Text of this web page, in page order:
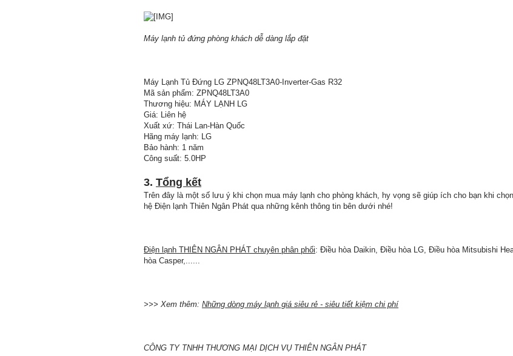
Máy lạnh tủ đứng phòng khách dễ dàng lắp đặt
Máy Lạnh Tủ Đứng LG ZPNQ48LT3A0-Inverter-Gas R32
Mã sản phẩm: ZPNQ48LT3A0
Thương hiệu: MÁY LẠNH LG
Giá: Liên hệ
Xuất xứ: Thái Lan-Hàn Quốc
Hãng máy lạnh: LG
Bảo hành: 1 năm
Công suất: 5.0HP
3. Tổng kết
Trên đây là một số lưu ý khi chọn mua máy lạnh cho phòng khách, hy vọng sẽ giúp ích cho bạn khi
hệ Điện lạnh Thiên Ngân Phát qua những kênh thông tin bên dưới nhé!
Điện lạnh THIÊN NGÂN PHÁT chuyên phân phối: Điều hòa Daikin, Điều hòa LG, Điều hòa Mitsubishi
hòa Casper,......
>>> Xem thêm: Những dòng máy lạnh giá siêu rẻ - siêu tiết kiệm chi phí
CÔNG TY TNHH THƯƠNG MẠI DỊCH VỤ THIÊN NGÂN PHÁT